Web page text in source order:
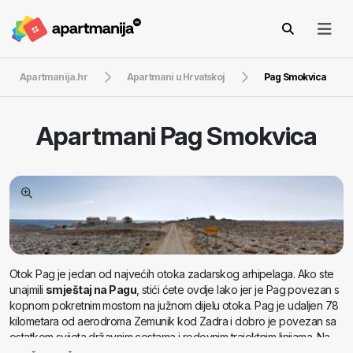
Apartmanija.hr Apartmani u Hrvatskoj Pag Smokvica
Apartmani Pag Smokvica
Otok Pag je jedan od najvećih otoka zadarskog arhipelaga. Ako ste
unajmili smještaj na Pagu , stići ćete ovdje lako jer je Pag povezan s
kopnom pokretnim mostom na južnom dijelu otoka. Pag je udaljen 78
kilometara od aerodroma Zemunik kod Zadra i dobro je povezan sa
ostatkom svijeta državnim cestama i redovnim trajektnim linijama. Na